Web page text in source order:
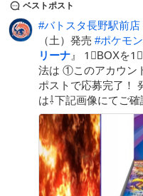
ベストポスト
#バトスタ長野駅前店
（土）発売 #ポケモ
リーナ 』 1⃣BOXを
法は ①このアカウン
ポストで応募完了！
は⇩下記画像にてご確